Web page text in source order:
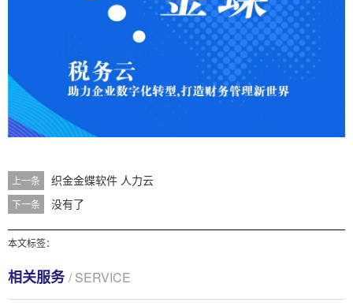
上一条 织金金蝶软件 人力云
下一条 没有了
本文标签：
相关服务/ SERVICE